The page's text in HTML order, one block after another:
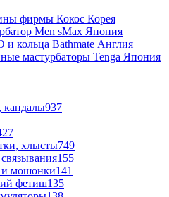
кандалы937
хлысты749
155
и мошонки141
фетиш135